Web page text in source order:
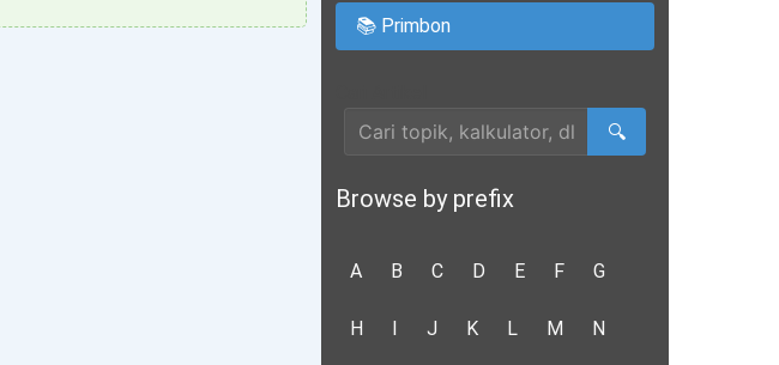
📚 Primbon
🔍
Browse by prefix
A B C D E F G
H I J K L M N